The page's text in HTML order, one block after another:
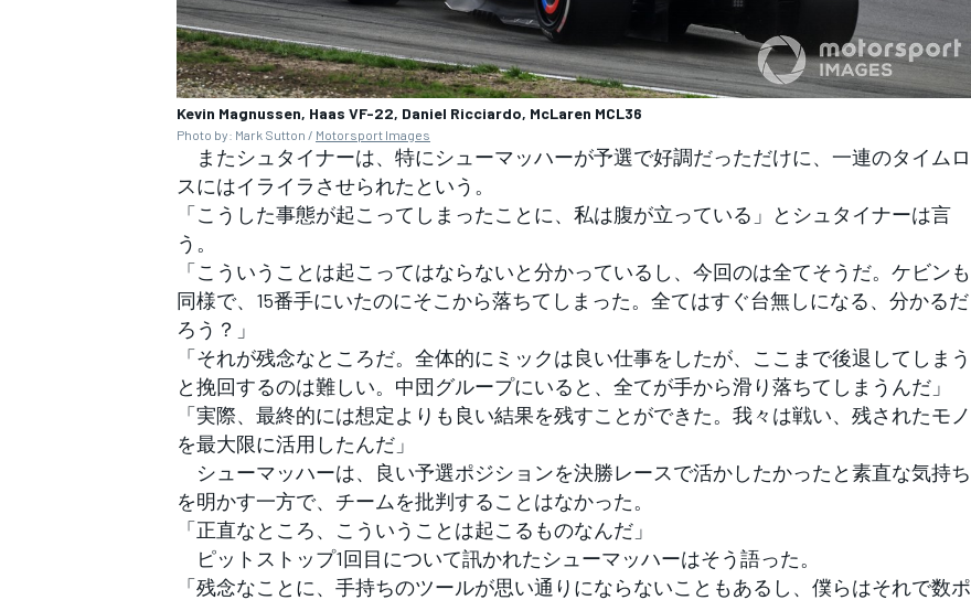
すべてのカテゴリー
Kevin Magnussen, Haas VF-22, Daniel Ricciardo, McLaren MCL36
Photo by: Mark Sutton / Motorsport Images
またシュタイナーは、特にシューマッハーが予選で好調だっただけに、一連のタイムロ
スにはイライラさせられたという。
「こうした事態が起こってしまったことに、私は腹が立っている」とシュタイナーは言
う。
「こういうことは起こってはならないと分かっているし、今回のは全てそうだ。ケビンも
同様で、15番手にいたのにそこから落ちてしまった。全てはすぐ台無しになる、分かるだ
ろう？」
「それが残念なところだ。全体的にミックは良い仕事をしたが、ここまで後退してしまう
と挽回するのは難しい。中団グループにいると、全てが手から滑り落ちてしまうんだ」
「実際、最終的には想定よりも良い結果を残すことができた。我々は戦い、残されたモノ
を最大限に活用したんだ」
シューマッハーは、良い予選ポジションを決勝レースで活かしたかったと素直な気持ち
を明かす一方で、チームを批判することはなかった。
「正直なところ、こういうことは起こるものなんだ」
ピットストップ1回目について訊かれたシューマッハーはそう語った。
「残念なことに、手持ちのツールが思い通りにならないこともあるし、僕らはそれで数ポ